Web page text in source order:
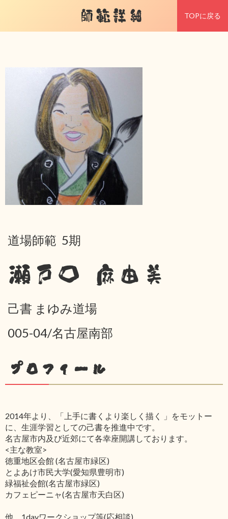
師範詳細 TOPに戻る
道場師範 5期
瀬戸口 麻由美
己書 まゆみ道場
005-04/名古屋南部
プロフィール
2014年より、「上手に書くより楽しく描く 」をモットー
に、生涯学習としての己書を推進中です。
名古屋市内及び近郊にて各幸座開講しております。
<主な教室>
徳重地区会館 (名古屋市緑区)
とよあけ市民大学(愛知県豊明市)
緑福祉会館(名古屋市緑区)
カフェピーニャ(名古屋市天白区)
他、1dayワークショップ等(応相談)